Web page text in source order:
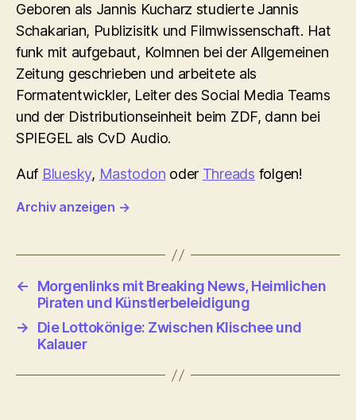
Geboren als Jannis Kucharz studierte Jannis
Schakarian, Publizisitk und Filmwissenschaft. Hat
funk mit aufgebaut, Kolmnen bei der Allgemeinen
Zeitung geschrieben und arbeitete als
Formatentwickler, Leiter des Social Media Teams
und der Distributionseinheit beim ZDF, dann bei
SPIEGEL als CvD Audio.
Auf Bluesky, Mastodon oder Threads folgen!
Archiv anzeigen →
←
Morgenlinks mit Breaking News, Heimlichen
Piraten und Künstlerbeleidigung
→
Die Lottokönige: Zwischen Klischee und
Kalauer